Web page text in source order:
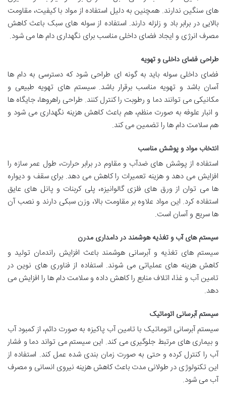
های سنگین ندارند. همچنین به دلیل استفاده از مواد با کیفیت، مقاومت
بالایی در برابر باد و زلزله دارند. استفاده از سوله های سبک باعث کاهش
مصرف انرژی و ایجاد فضای داخلی مناسب برای نگهداری دام ها می شود.
طراحی فضای داخلی و تهویه
فضای داخلی سوله باید به گونه ای طراحی شود که دسترسی به دام ها
آسان باشد و تهویه مناسب برقرار باشد. سیستم های تهویه طبیعی و
مکانیکی می توانند دما و رطوبت را کنترل کنند. طراحی راهروها، جایگاه ها
و انبار علوفه به صورت منظم، هم باعث کاهش هزینه نگهداری می شود و
هم سلامت دام ها را تضمین می کند.
انتخاب مواد و پوشش مناسب
استفاده از پوشش های ضدآب و مقاوم در برابر حرارت، طول عمر سازه را
افزایش می دهد و هزینه تعمیرات را کاهش می دهد. برای سقف و دیواره
ها می توان از ورق های فلزی گالوانیزه، پلی کربنات و پانل های عایق
استفاده کرد. این مواد علاوه بر مقاومت بالا، وزن سبکی دارند و نصب آن
ها سریع و آسان است.
سیستم های آب و تغذیه هوشمند در دامداری مدرن
سیستم های تغذیه و آبرسانی هوشمند باعث افزایش راندمان تولید و
کاهش هزینه های عملیاتی می شوند. استفاده از فناوری های نوین در
تامین آب و غذا، اتلاف منابع را کاهش داده و سلامت دام ها را افزایش می
دهد.
سیستم آبرسانی اتوماتیک
سیستم آبرسانی اتوماتیک با تامین آب پاکیزه به صورت دائم، از کمبود آب
و بیماری های مرتبط جلوگیری می کند. این سیستم می تواند دما و فشار
آب را کنترل کرده و حتی به صورت زمان بندی شده عمل کند. استفاده از
این تکنولوژی در طولانی مدت باعث کاهش هزینه نیروی انسانی و مصرف
آب می شود.